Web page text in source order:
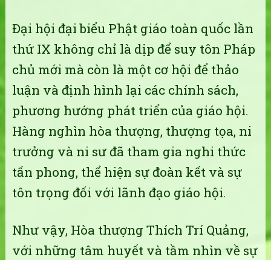
Đại hội đại biểu Phật giáo toàn quốc lần
thứ IX không chỉ là dịp để suy tôn Pháp
chủ mới mà còn là một cơ hội để thảo
luận và định hình lại các chính sách,
phương hướng phát triển của giáo hội.
Hàng nghìn hòa thượng, thượng tọa, ni
trưởng và ni sư đã tham gia nghi thức
tấn phong, thể hiện sự đoàn kết và sự
tôn trọng đối với lãnh đạo giáo hội.
Như vậy, Hòa thượng Thích Trí Quảng,
với những tâm huyết và tầm nhìn về sự